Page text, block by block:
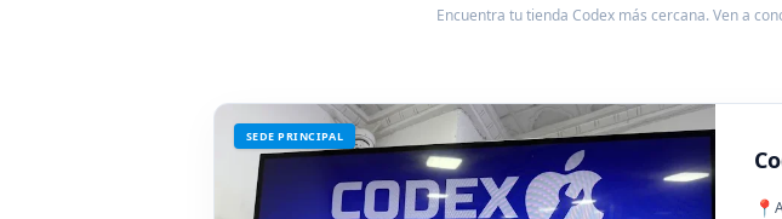
Encuentra tu tienda Codex más cercana. Ven a
SEDE PRINCIPAL
📍